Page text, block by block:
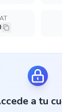
a tu